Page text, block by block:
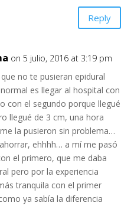
Reply
on 5 julio, 2016 at 3:19 pm
no te pusieran epidural
es llegar al hospital con
con el segundo porque llegué
llegué de 3 cm, una hora
la pusieron sin problema…
ehhhh… a mí me pasó
el primero, que me daba
pero por la experiencia
tranquila con el primer
ya sabía la diferencia